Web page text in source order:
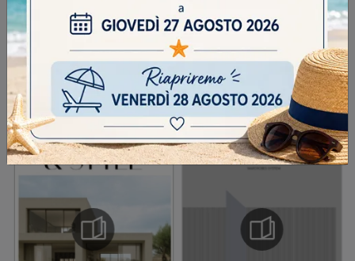
SFOGLIA I NOSTRI CATALOGHI
INVIA